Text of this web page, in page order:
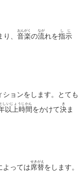
、 音楽
おんがく
の流
なが
れを指示
しじ
ションをします。とても
以上時間
しいじょうじかん
をかけて決
き
ま
よっては席替
せきがえ
をします。